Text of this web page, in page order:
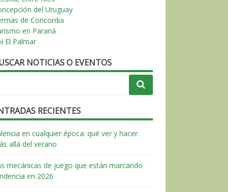
del Uruguay
de Concordia
en Paraná
El Palmar
NOTICIAS O EVENTOS
RECIENTES
en cualquier época: qué ver y hacer
allá del verano
mecánicas de juego que están marcando
en 2026